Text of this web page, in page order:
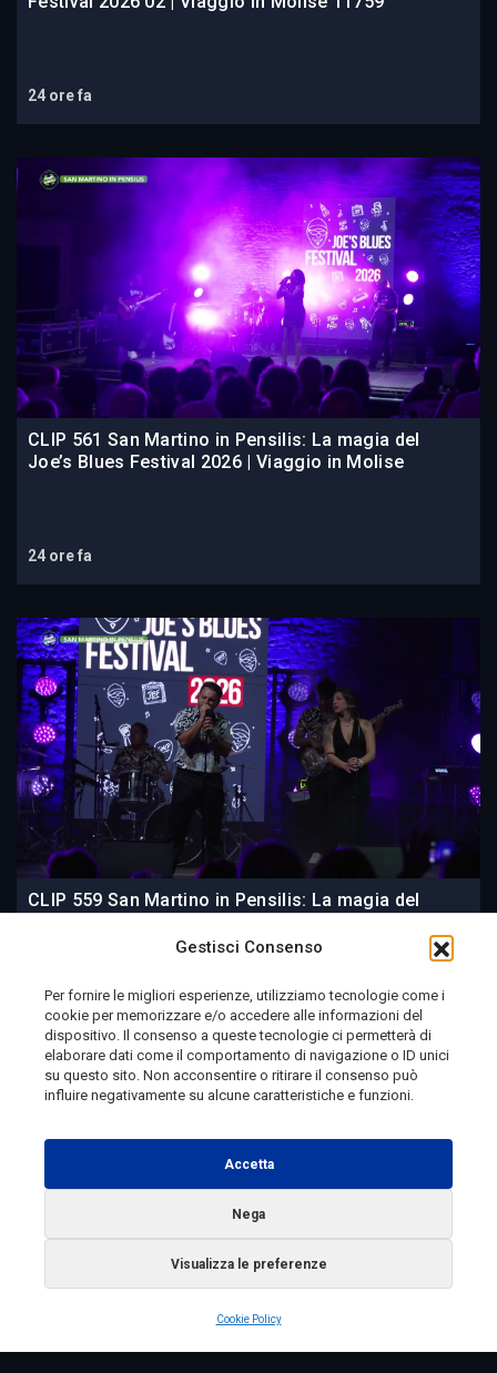
Gestisci Consenso
Per fornire le migliori esperienze, utilizziamo tecnologie come i
cookie per memorizzare e/o accedere alle informazioni del
dispositivo. Il consenso a queste tecnologie ci permetterà di
elaborare dati come il comportamento di navigazione o ID unici
su questo sito. Non acconsentire o ritirare il consenso può
influire negativamente su alcune caratteristiche e funzioni.
Accetta
Nega
Visualizza le preferenze
Cookie Policy
24 ore fa
CLIP 561 San Martino in Pensilis: La magia del
Joe’s Blues Festival 2026 | Viaggio in Molise
24 ore fa
CLIP 559 San Martino in Pensilis: La magia del
24 ore fa
Telemolise - reg. Tribunale di Campobasso n. 133 del
10/08/1982 - Direttore Responsabile:MANUELA
Testata Giornalistica Sportiva: reg. Tribunale Di
Campobasso n. 224 del 4/5/1996 - Direttore Responsabile:
ANTONIO DI LALLO
Radio Tele Molise s.r.l. - P.IVA 00213640709